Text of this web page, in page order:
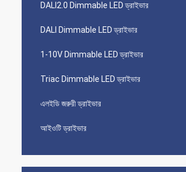
DALI2.0 Dimmable LED ড্রাইভার
DALI Dimmable LED ড্রাইভার
1-10V Dimmable LED ড্রাইভার
Triac Dimmable LED ড্রাইভার
এলইডি জরুরী ড্রাইভার
আইওটি ড্রাইভার